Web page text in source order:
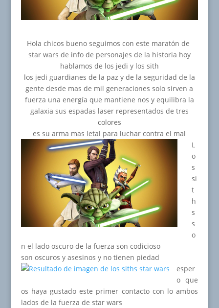
Hola chicos bueno seguimos con este maratón de
star wars de info de personajes de la historia hoy
hablamos de los jedi y los sith
los jedi guardianes de la paz y de la seguridad de la
gente desde mas de mil generaciones solo sirven a
fuerza una energía que mantiene nos y equilibra la
galaxia sus espadas laser representados de tres
colores
es su arma mas letal para luchar contra el mal
L
o
s
si
t
h
s
s
o
n el lado oscuro de la fuerza son codicioso
son oscuros y asesinos y no tienen piedad
esper
o que
os haya gustado este primer contacto con lo ambos
lados de la fuerza de star wars